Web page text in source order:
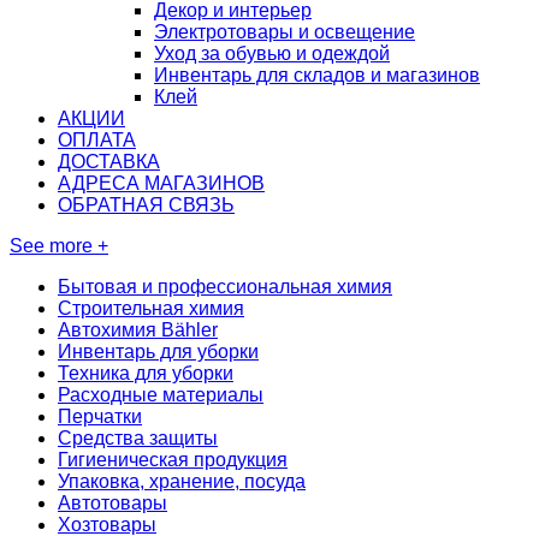
Декор и интерьер
Электротовары и освещение
Уход за обувью и одеждой
Инвентарь для складов и магазинов
Клей
АКЦИИ
ОПЛАТА
ДОСТАВКА
АДРЕСА МАГАЗИНОВ
ОБРАТНАЯ СВЯЗЬ
See more +
Бытовая и профессиональная химия
Строительная химия
Автохимия Bähler
Инвентарь для уборки
Техника для уборки
Расходные материалы
Перчатки
Средства защиты
Гигиеническая продукция
Упаковка, хранение, посуда
Автотовары
Хозтовары